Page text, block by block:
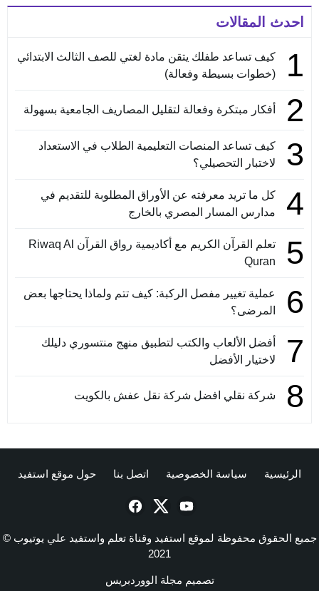
احدث المقالات
1
كيف تساعد طفلك يتقن مادة لغتي للصف الثالث الابتدائي
(خطوات بسيطة وفعالة)
2 أفكار مبتكرة وفعالة لتقليل المصاريف الجامعية بسهولة
3
كيف تساعد المنصات التعليمية الطلاب في الاستعداد
لاختبار التحصيلي؟
4
كل ما تريد معرفته عن الأوراق المطلوبة للتقديم في
مدارس المسار المصري بالخارج
5
تعلم القرآن الكريم مع أكاديمية رواق القرآن Riwaq Al
Quran
6
عملية تغيير مفصل الركبة: كيف تتم ولماذا يحتاجها بعض
المرضى؟
7
أفضل الألعاب والكتب لتطبيق منهج منتسوري دليلك
لاختيار الأفضل
8 شركة نقلي افضل شركة نقل عفش بالكويت
الرئيسية سياسة الخصوصية اتصل بنا حول موقع استفيد
جميع الحقوق محفوظة لموقع استفيد وقناة تعلم واستفيد علي يوتيوب ©
2021
تصميم مجلة الووردبريس